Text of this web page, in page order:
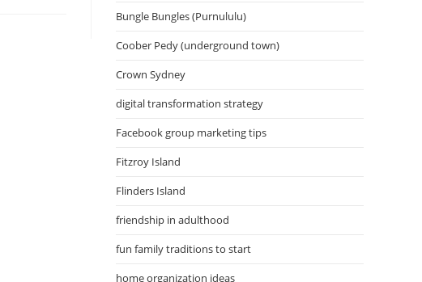
Bungle Bungles (Purnululu)
Coober Pedy (underground town)
Crown Sydney
digital transformation strategy
Facebook group marketing tips
Fitzroy Island
Flinders Island
friendship in adulthood
fun family traditions to start
home organization ideas